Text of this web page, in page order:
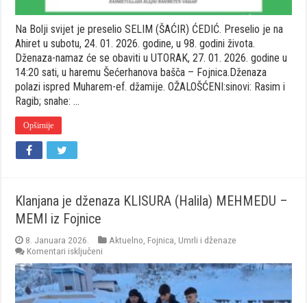
Na Bolji svijet je preselio SELIM (ŠAĆIR) ĆEDIĆ. Preselio je na
Ahiret u subotu, 24. 01. 2026. godine, u 98. godini života.
Dženaza-namaz će se obaviti u UTORAK, 27. 01. 2026. godine u
14:20 sati, u haremu Šećerhanova bašča – Fojnica.Dženaza
polazi ispred Muharem-ef. džamije. OŽALOŠĆENI:sinovi: Rasim i
Ragib; snahe: …
Opširnije
Klanjana je dženaza KLISURA (Halila) MEHMEDU –
MEMI iz Fojnice
8. Januara 2026. Aktuelno Fojnica Umrli i dženaze
Komentari isključeni
Klanjana
je
dženaza
KLISURA